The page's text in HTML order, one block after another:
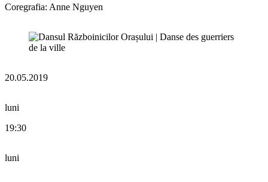
Coregrafia: Anne Nguyen
20.05.2019
luni
19:30
luni